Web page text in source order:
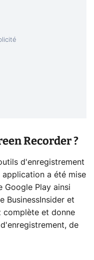
Recorder ?
d'enregistrement
a été mise
Google Play ainsi
BusinessInsider et
complète et donne
de